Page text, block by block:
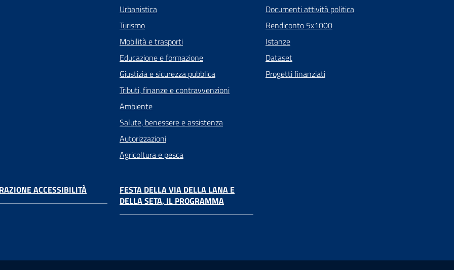
Urbanistica
Turismo
Mobilità e trasporti
Educazione e formazione
Giustizia e sicurezza pubblica
Tributi, finanze e contravvenzioni
Ambiente
Salute, benessere e assistenza
Autorizzazioni
Agricoltura e pesca
Documenti attività politica
Rendiconto 5x1000
Istanze
Dataset
Progetti finanziati
ACCESSIBILITÀ
FESTA DELLA VIA DELLA LANA E
DELLA SETA, IL PROGRAMMA